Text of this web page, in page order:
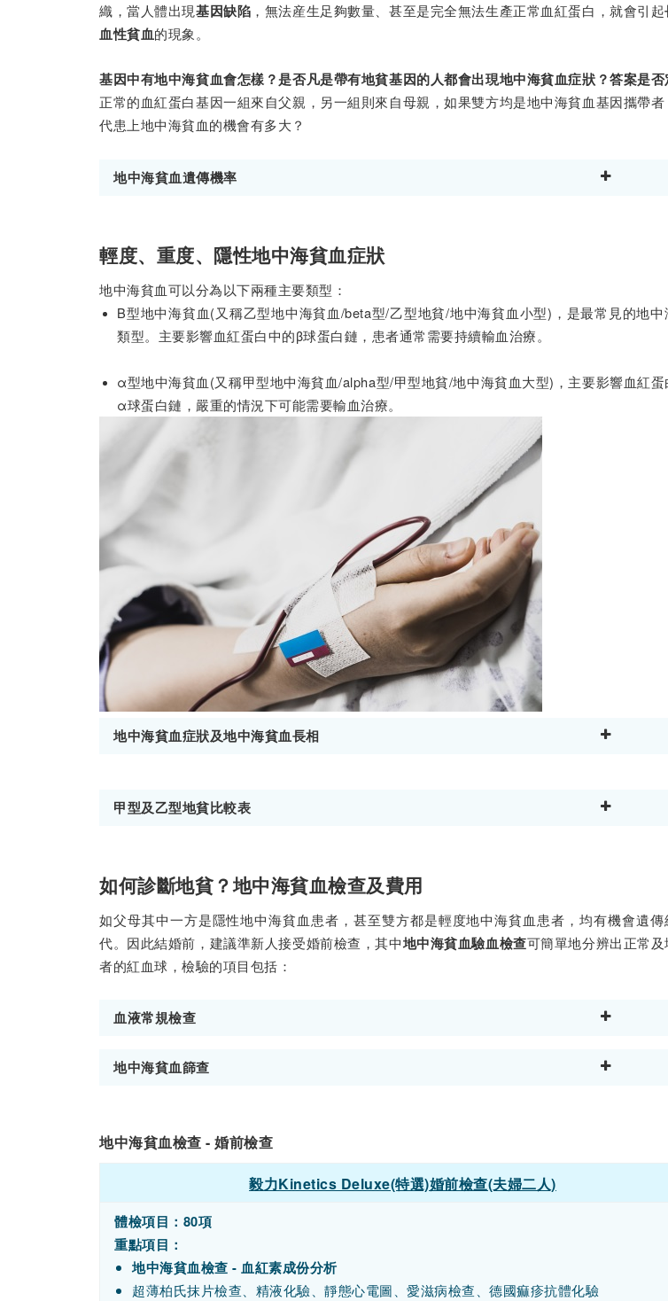
織，當人體出現基因缺陷 ，無法産生足夠數量、甚至是完全無法生產正常血紅蛋白，就會引起
血性貧血的現象。
基因中有地中海貧血會怎樣？是否凡是帶有地貧基因的人都會出現地中海貧血症狀？答案是否
正常的血紅蛋白基因一組來自父親，另一組則來自母親，如果雙方均是地中海貧血基因攜帶者
代患上地中海貧血的機會有多大？
地中海貧血遺傳機率
輕度、重度、隱性地中海貧血症狀
地中海貧血可以分為以下兩種主要類型：
B型地中海貧血(又稱乙型地中海貧血/beta型/乙型地貧/地中海貧血小型)，是最常見的地中
類型。主要影響血紅蛋白中的β球蛋白鏈，患者通常需要持續輸血治療。
α型地中海貧血(又稱甲型地中海貧血/alpha型/甲型地貧/地中海貧血大型)，主要影響血紅蛋
α球蛋白鏈，嚴重的情況下可能需要輸血治療。
地中海貧血症狀及地中海貧血長相
甲型及乙型地貧比較表
如何診斷地貧？地中海貧血檢查及費用
如父母其中一方是隱性地中海貧血患者，甚至雙方都是輕度地中海貧血患者，均有機會遺傳
代。因此結婚前，建議準新人接受婚前檢查，其中地中海貧血驗血檢查可簡單地分辨出正常及
者的紅血球，檢驗的項目包括：
血液常規檢查
地中海貧血篩查
地中海貧血檢查 - 婚前檢查
毅力Kinetics Deluxe(特選)婚前檢查(夫婦二人)
體檢項目：80項
重點項目：
地中海貧血檢查 - 血紅素成份分析
超薄柏氏抹片檢查、精液化驗、靜態心電圖、愛滋病檢查、德國痲疹抗體化驗